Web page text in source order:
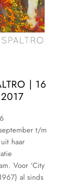
| 16
t/m
haar
Voor ‘City
al sinds